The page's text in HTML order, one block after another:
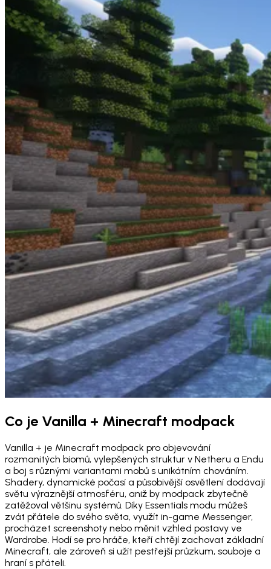
Co je Vanilla + Minecraft modpack
Vanilla + je Minecraft modpack pro objevování
rozmanitých biomů, vylepšených struktur v Netheru a Endu
a boj s různými variantami mobů s unikátním chováním.
Shadery, dynamické počasí a působivější osvětlení dodávají
světu výraznější atmosféru, aniž by modpack zbytečně
zatěžoval většinu systémů. Díky Essentials modu můžeš
zvát přátele do svého světa, využít in-game Messenger,
procházet screenshoty nebo měnit vzhled postavy ve
Wardrobe. Hodí se pro hráče, kteří chtějí zachovat základní
Minecraft, ale zároveň si užít pestřejší průzkum, souboje a
hraní s přáteli.